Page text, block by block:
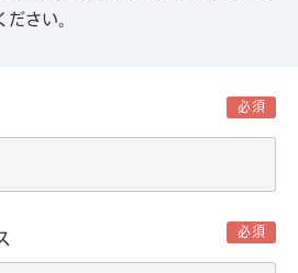
さい。
必須
必須